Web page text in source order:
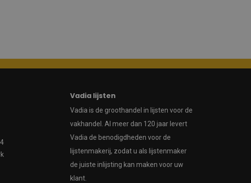
Vadia lijsten
Vadia is de groothandel in lijsten voor de
vakhandel. Al meer dan 120 jaar levert
Vadia de benodigdheden voor de
lijstenmakerij, zodat u als lijstenmaker
de juiste inlijsting kan maken voor uw
klant.